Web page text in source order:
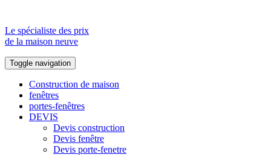
Le spécialiste des prix
de la maison neuve
Toggle navigation
Construction de maison
fenêtres
portes-fenêtres
DEVIS
Devis construction
Devis fenêtre
Devis porte-fenetre